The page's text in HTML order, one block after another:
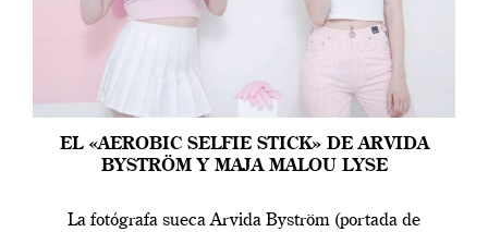
EL «AEROBIC SELFIE STICK» DE ARVIDA
BYSTRÖM Y MAJA MALOU LYSE
La fotógrafa sueca Arvida Byström (portada de